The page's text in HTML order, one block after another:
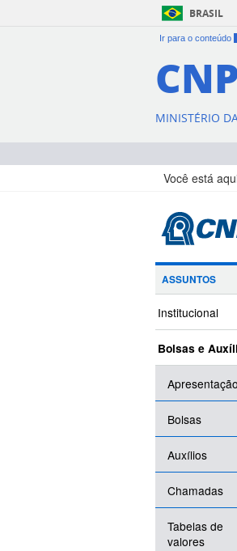
BRASIL
Ir para o conteúdo
MINISTÉRIO
Você está
ASSUNTOS
Institucional
Bolsas e
Apresentação
Bolsas
Auxílios
Chamadas
Tabelas de
valores